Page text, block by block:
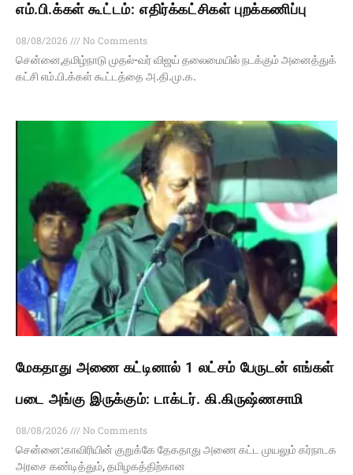
எம்.பி.க்கள் கூட்டம்: எதிர்க்கட்சிகள் புறக்கணிப்பு
08/08/2026
No Comments
சென்னை,தமிழ்நாடு முதல்-வர் விஜய் தலைமையில் நடக்கும் அனைத்துக்
கட்சி எம்.பி.க்கள் கூட்டத்தை அ.தி.மு.க.
மேகதாது அணை கட்டினால் 1 லட்சம் பேருடன் எங்கள்
படை அங்கு இருக்கும்: டாக்டர். கி.கிருஷ்ணசாமி
08/08/2026
No Comments
சென்னை:காவிரியின் குறுக்கே தேகதாது அணை கட்ட முயலும் கர்நாடக
அரசை கண்டித்தும், தமிழகத்திற்கான